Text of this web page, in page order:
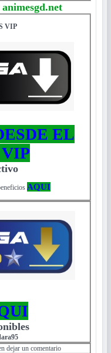
VIP
EL
AQUI
dejar un comentario